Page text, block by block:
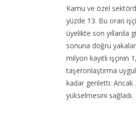
Kamu ve özel
yüzde 13. Bu oran işçi
üyelikte son yıllarda
sonuna doğru
milyon kayıtlı işçinin
taşeronlaştırma
kadar geriletti. Ancak
yükselmesini sağladı.